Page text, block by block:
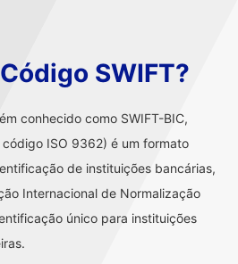
SWIFT?
conhecido como SWIFT-BIC,
ISO 9362) é um formato
de instituições bancárias,
Internacional de Normalização
único para instituições